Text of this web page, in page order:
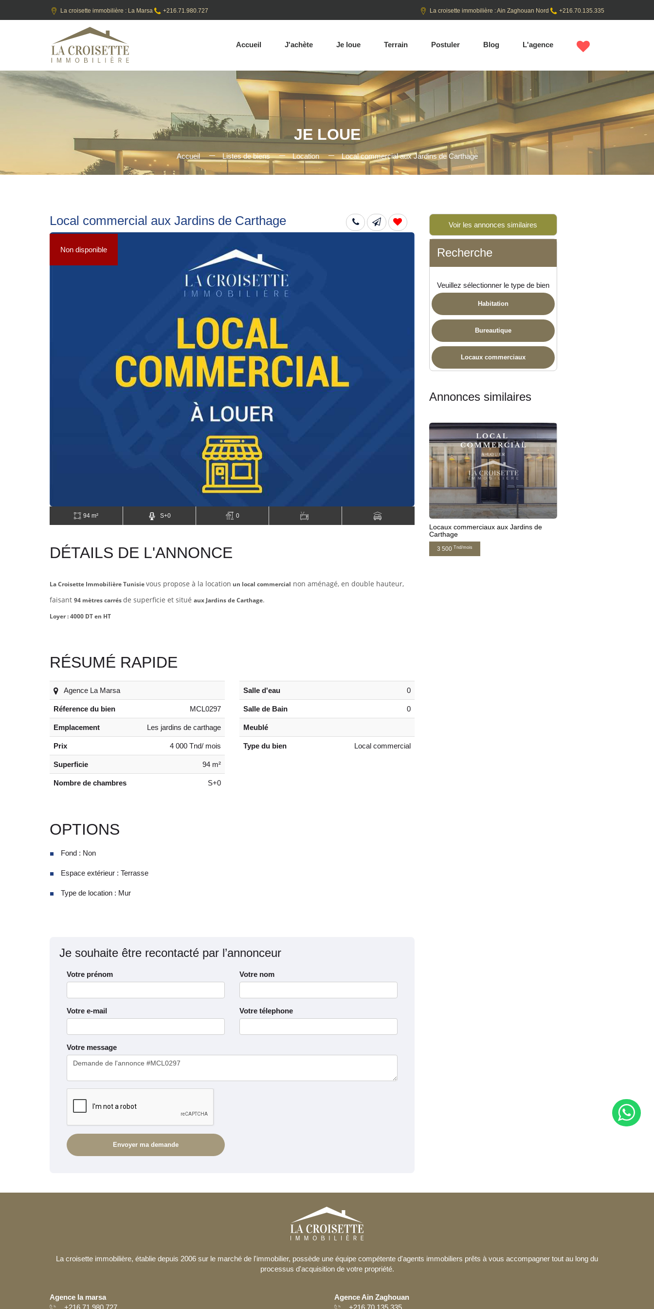
La croisette immobilière : La Marsa +216.71.980.727 La croisette immobilière : Ain Zaghouan Nord +216.70.135.335
Accueil J'achète Je loue Terrain Postuler Blog L'agence
JE LOUE
Accueil Listes de biens Location Local commercial aux Jardins de Carthage
Local commercial aux Jardins de Carthage
Non disponible
94 m² S+0 0
DÉTAILS DE L'ANNONCE
La Croisette Immobilière Tunisievous propose à la location un local commercial non aménagé, en double hauteur,
faisant 94 mètres carrésde superficie et situé aux Jardins de Carthage.
Loyer : 4000 DT en HT
RÉSUMÉ RAPIDE
Agence La Marsa
Réference du bien MCL0297
Emplacement Les jardins de carthage
Prix 4 000 Tnd/ mois
Superficie 94 m²
Nombre de chambres S+0
Salle d'eau 0
Salle de Bain 0
Meublé
Type du bien Local commercial
OPTIONS
Fond : Non
Espace extérieur : Terrasse
Type de location : Mur
Je souhaite être recontacté par l’annonceur
Votre prénom Votre nom
Votre e-mail Votre télephone
Votre message
Voir les annonces similaires
Recherche
Veuillez sélectionner le type de bien
Habitation
Bureautique
Locaux commerciaux
Annonces similaires
Locaux commerciaux aux Jardins de
Carthage
3 500 Tnd/mois
La croisette immobilière, établie depuis 2006 sur le marché de l'immobilier, possède une équipe compétente d'agents immobiliers prêts à vous accompagner tout au long du
processus d'acquisition de votre propriété.
Agence la marsa
+216 71 980 727
Agence Ain Zaghouan
+216 70 135 335